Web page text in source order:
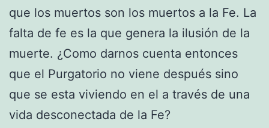
que los muertos son los muertos a la Fe. La
falta de fe es la que genera la ilusión de la
muerte. ¿Como darnos cuenta entonces
que el Purgatorio no viene después sino
que se esta viviendo en el a través de una
vida desconectada de la Fe?